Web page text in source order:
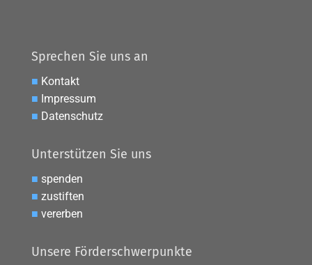
Sprechen Sie uns an
■ Kontakt
■ Impressum
■ Datenschutz
Unterstützen Sie uns
■ spenden
■ zustiften
■ vererben
Unsere Förderschwerpunkte